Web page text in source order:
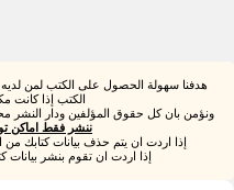
هدفنا سهولة الحصول على الكتب لمن لديه
الكتب إذا كانت
ونؤمن بان كل حقوق المؤلفين ودار النشر
ننشر فقط اماكن
إذا اردت ان يتم حذف بيانات كتابك من
إذا اردت ان تقوم بنشر بيانات